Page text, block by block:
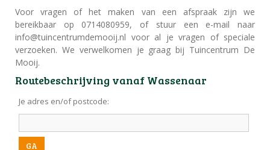
Voor vragen of het maken van een afspraak zijn we
bereikbaar op 0714080959, of stuur een e-mail naar
info@tuincentrumdemooij.nl voor al je vragen of speciale
verzoeken. We verwelkomen je graag bij Tuincentrum De
Mooij.
Routebeschrijving vanaf Wassenaar
Je adres en/of postcode: